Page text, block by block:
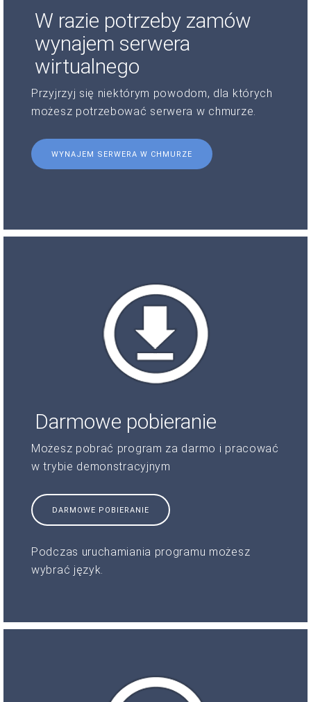
W razie potrzeby zamów
wynajem serwera
wirtualnego
Przyjrzyj się niektórym powodom, dla których
możesz potrzebować serwera w chmurze.
WYNAJEM SERWERA W CHMURZE
Darmowe pobieranie
Możesz pobrać program za darmo i pracować
w trybie demonstracyjnym
DARMOWE POBIERANIE
Podczas uruchamiania programu możesz
wybrać język.